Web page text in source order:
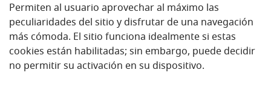
Permiten al usuario aprovechar al máximo las
peculiaridades del sitio y disfrutar de una navegación
más cómoda. El sitio funciona idealmente si estas
cookies están habilitadas; sin embargo, puede decidir
no permitir su activación en su dispositivo.